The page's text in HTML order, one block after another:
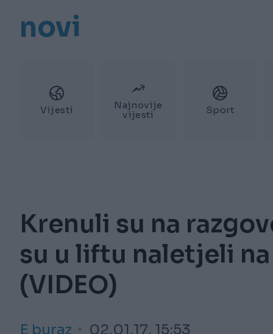
novi
Vijesti
Najnovije
vijesti
Sport
Krenuli su na
su u liftu naletjeli
(VIDEO)
E buraz 02.01.17. 15:53